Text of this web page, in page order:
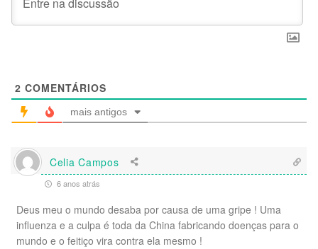
2 COMENTÁRIOS
mais antigos
Celia Campos
6 anos atrás
Deus meu o mundo desaba por causa de uma gripe ! Uma
influenza e a culpa é toda da China fabricando doenças para o
mundo e o feitiço vira contra ela mesmo !